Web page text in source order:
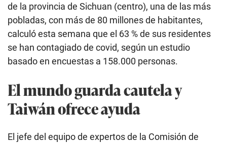
de la provincia de Sichuan (centro), una de las más
pobladas, con más de 80 millones de habitantes,
calculó esta semana que el 63 % de sus residentes
se han contagiado de covid, según un estudio
basado en encuestas a 158.000 personas.
El mundo guarda cautela y
Taiwán ofrece ayuda
El jefe del equipo de expertos de la Comisión de